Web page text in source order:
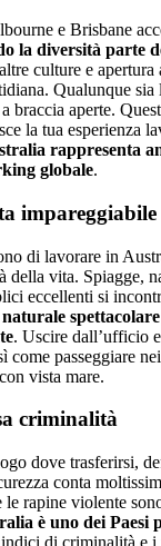
e Brisbane
la diversità parte
culture e apertura
Qualunque sia
braccia aperte.
la tua esperienza
rappresenta
globale.
impareggiabile
di lavorare in
della vita. Spiagge,
eccellenti si
. Uscire dall’ufficio
come passeggiare
vista mare.
criminalità
dove trasferirsi,
conta
le rapine violente
è uno dei Paesi
di criminalità e i